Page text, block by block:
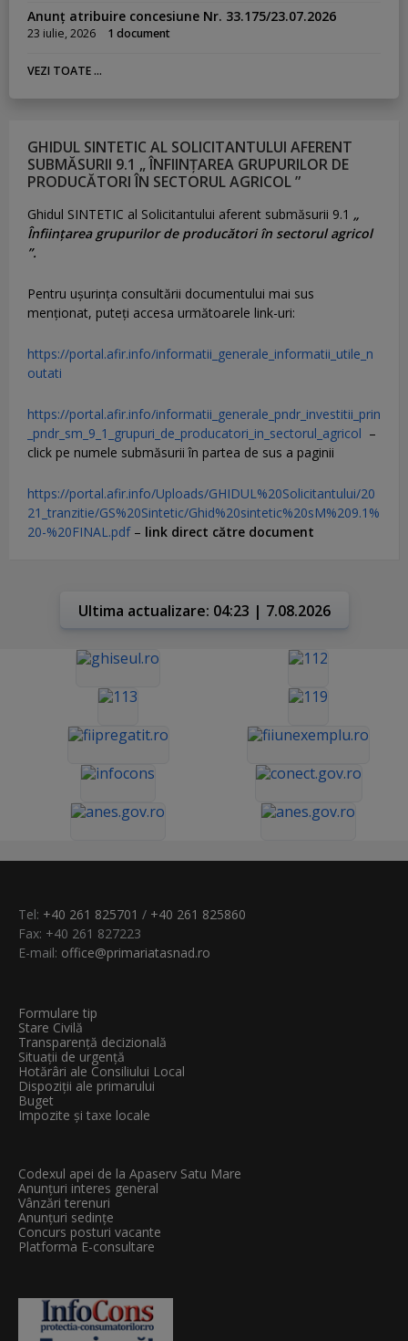
Anunț atribuire concesiune Nr. 33.175/23.07.2026
23 iulie, 2026 1 document
VEZI TOATE ...
GHIDUL SINTETIC AL SOLICITANTULUI AFERENT
SUBMĂSURII 9.1 „ ÎNFIINȚAREA GRUPURILOR DE
PRODUCĂTORI ÎN SECTORUL AGRICOL ”
Ghidul SINTETIC al Solicitantului aferent submăsurii 9.1 „
Înființarea grupurilor de producători în sectorul agricol
”.
Pentru uşurinţa consultării documentului mai sus
menţionat, puteţi accesa următoarele link-uri:
https://portal.afir.info/informatii_generale_informatii_utile_n
outati
https://portal.afir.info/informatii_generale_pndr_investitii_prin
_pndr_sm_9_1_grupuri_de_producatori_in_sectorul_agricol –
click pe numele submăsurii în partea de sus a paginii
https://portal.afir.info/Uploads/GHIDUL%20Solicitantului/20
21_tranzitie/GS%20Sintetic/Ghid%20sintetic%20sM%209.1%
20-%20FINAL.pdf– link direct către document
Ultima actualizare: 04:23 | 7.08.2026
Tel: +40 261 825701 / +40 261 825860
Fax: +40 261 827223
E-mail: office@primariatasnad.ro
Formulare tip
Stare Civilă
Transparenţă decizională
Situații de urgență
Hotărâri ale Consiliului Local
Dispoziții ale primarului
Buget
Impozite și taxe locale
Codexul apei de la Apaserv Satu Mare
Anunțuri interes general
Vânzări terenuri
Anunțuri sedințe
Concurs posturi vacante
Platforma E-consultare